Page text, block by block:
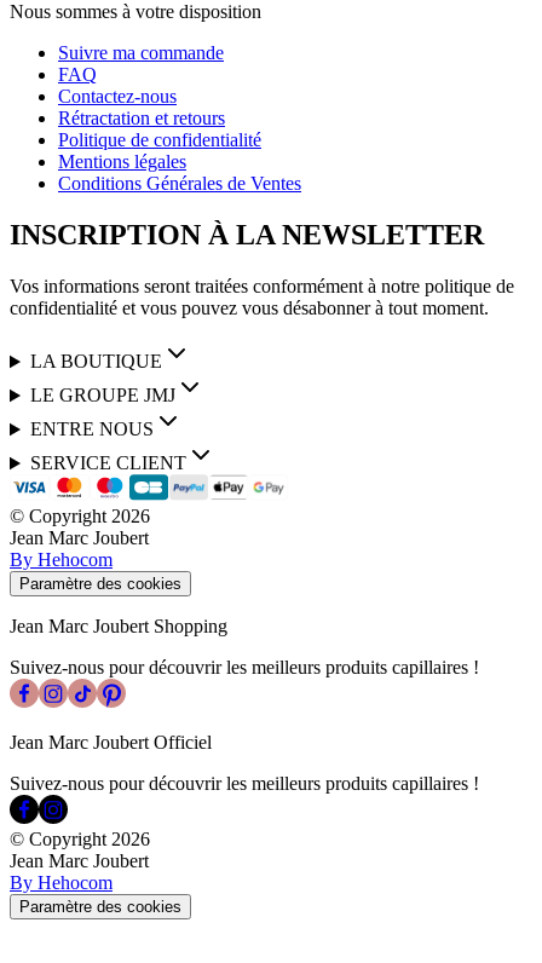
Nous sommes à votre disposition
Suivre ma commande
FAQ
Contactez-nous
Rétractation et retours
Politique de confidentialité
Mentions légales
Conditions Générales de Ventes
INSCRIPTION À LA NEWSLETTER
Vos informations seront traitées conformément à notre politique de
confidentialité et vous pouvez vous désabonner à tout moment.
LA BOUTIQUE
LE GROUPE JMJ
ENTRE NOUS
SERVICE CLIENT
© Copyright 2026
Jean Marc Joubert
By Hehocom
Paramètre des cookies
Jean Marc Joubert Shopping
Suivez-nous pour découvrir les meilleurs produits capillaires !
Jean Marc Joubert Officiel
Suivez-nous pour découvrir les meilleurs produits capillaires !
© Copyright 2026
Jean Marc Joubert
By Hehocom
Paramètre des cookies